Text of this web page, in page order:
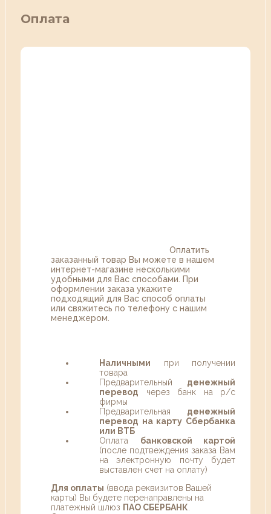
Оплата
Оплатить
заказанный товар Вы можете в нашем
интернет-магазине несколькими
удобными для Вас способами. При
оформлении заказа укажите
подходящий для Вас способ оплаты
или свяжитесь по телефону с нашим
менеджером.
Наличными при получении
товара
Предварительный денежный
перевод через банк на р/с
фирмы
Предварительная денежный
перевод на карту Сбербанка
или ВТБ
Оплата банковской картой
(после подтвеждения заказа Вам
на электронную почту будет
выставлен счет на оплату)
Для оплаты (ввода реквизитов Вашей
карты) Вы будете перенаправлены на
платежный шлюз ПАО СБЕРБАНК